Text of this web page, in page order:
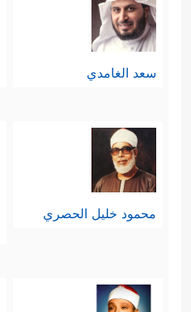
سعد الغامدي
محمود خليل الحصري